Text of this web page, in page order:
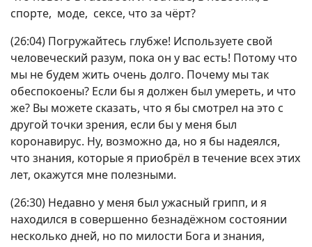
спорте, моде, сексе, что за чёрт?
(26:04) Погружайтесь глубже! Используете свой
человеческий разум, пока он у вас есть! Потому что
мы не будем жить очень долго. Почему мы так
обеспокоены? Если бы я должен был умереть, и что
же? Вы можете сказать, что я бы смотрел на это с
другой точки зрения, если бы у меня был
коронавирус. Ну, возможно да, но я бы надеялся,
что знания, которые я приобрёл в течение всех этих
лет, окажутся мне полезными.
(26:30) Недавно у меня был ужасный грипп, и я
находился в совершенно безнадёжном состоянии
несколько дней, но по милости Бога и знания,